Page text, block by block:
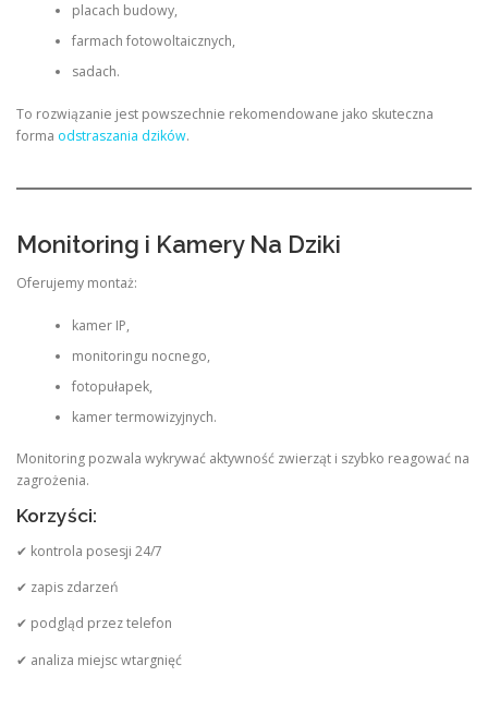
placach budowy,
farmach fotowoltaicznych,
sadach.
To rozwiązanie jest powszechnie rekomendowane jako skuteczna
forma odstraszania dzików.
Monitoring i Kamery Na Dziki
Oferujemy montaż:
kamer IP,
monitoringu nocnego,
fotopułapek,
kamer termowizyjnych.
Monitoring pozwala wykrywać aktywność zwierząt i szybko reagować na
zagrożenia.
Korzyści:
✔ kontrola posesji 24/7
✔ zapis zdarzeń
✔ podgląd przez telefon
✔ analiza miejsc wtargnięć